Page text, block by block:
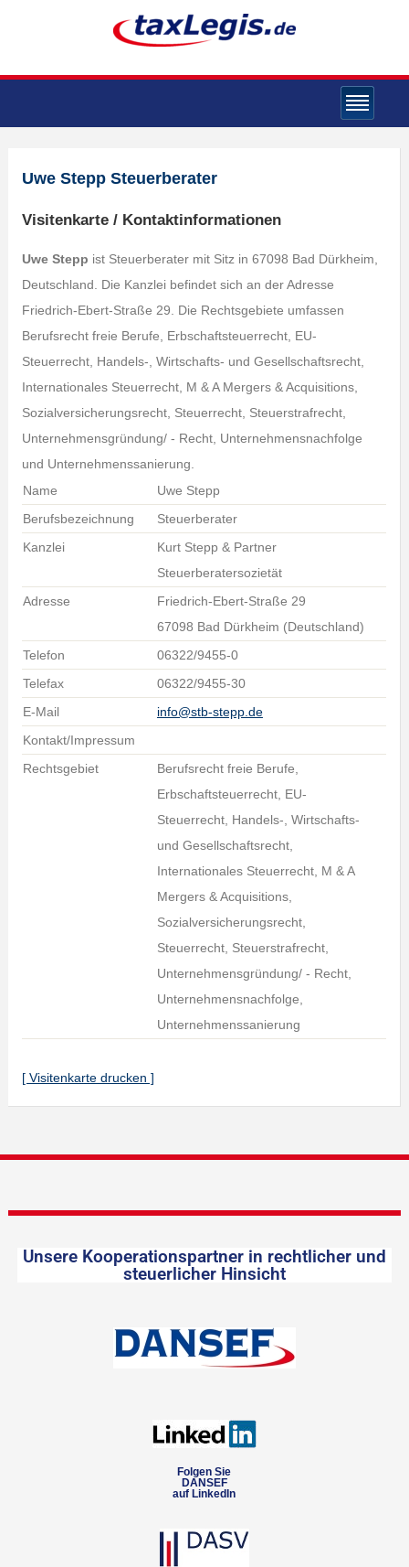
Uwe Stepp Steuerberater
Visitenkarte / Kontaktinformationen
Uwe Stepp ist Steuerberater mit Sitz in 67098 Bad Dürkheim,
Deutschland. Die Kanzlei befindet sich an der Adresse
Friedrich-Ebert-Straße 29. Die Rechtsgebiete umfassen
Berufsrecht freie Berufe, Erbschaftsteuerrecht, EU-
Steuerrecht, Handels-, Wirtschafts- und Gesellschaftsrecht,
Internationales Steuerrecht, M & A Mergers & Acquisitions,
Sozialversicherungsrecht, Steuerrecht, Steuerstrafrecht,
Unternehmensgründung/ - Recht, Unternehmensnachfolge
und Unternehmenssanierung.
Name
Uwe Stepp
Berufsbezeichnung
Steuerberater
Kanzlei
Kurt Stepp & Partner
Steuerberatersozietät
Adresse
Friedrich-Ebert-Straße 29
67098 Bad Dürkheim (Deutschland)
Telefon
06322/9455-0
Telefax
06322/9455-30
E-Mail
info@stb-stepp.de
Kontakt/Impressum
Rechtsgebiet
Berufsrecht freie Berufe,
Erbschaftsteuerrecht, EU-
Steuerrecht, Handels-, Wirtschafts-
und Gesellschaftsrecht,
Internationales Steuerrecht, M & A
Mergers & Acquisitions,
Sozialversicherungsrecht,
Steuerrecht, Steuerstrafrecht,
Unternehmensgründung/ - Recht,
Unternehmensnachfolge,
Unternehmenssanierung
[ Visitenkarte drucken ]
Unsere Kooperationspartner in rechtlicher und
steuerlicher Hinsicht
Folgen Sie
DANSEF
auf LinkedIn